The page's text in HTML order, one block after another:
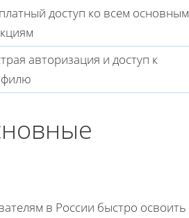
доступ ко всем основным
авторизация и доступ к
в России быстро освоить